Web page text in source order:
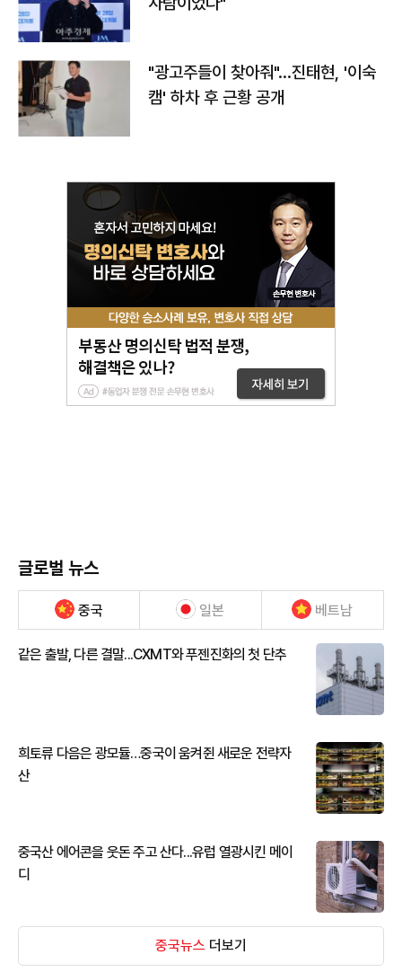
"광고주들이 찾아줘"…진태현, '이숙
캠' 하차 후 근황 공개
글로벌 뉴스
중국 일본 베트남
같은 출발, 다른 결말...CXMT와 푸젠진화의 첫 단추
희토류 다음은 광모듈…중국이 움켜쥔 새로운 전략자
산
중국산 에어콘을 웃돈 주고 산다...유럽 열광시킨 메이
디
중국뉴스 더보기